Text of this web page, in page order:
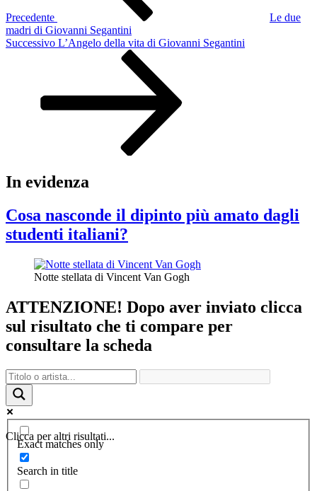
Precedente
Le due
madri di Giovanni Segantini
Articolo
Successivo L’Angelo della vita di Giovanni Segantini
In evidenza
Cosa nasconde il dipinto più amato dagli
studenti italiani?
Notte stellata di Vincent Van Gogh
ATTENZIONE! Dopo aver inviato clicca
sul risultato che ti compare per
consultare la scheda
Clicca per altri risultati...
Exact matches only
Search in title